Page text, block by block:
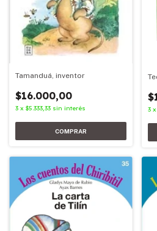
Tamanduá, inventor
$16.000,00
3 x $5.333,33 sin interés 3 x